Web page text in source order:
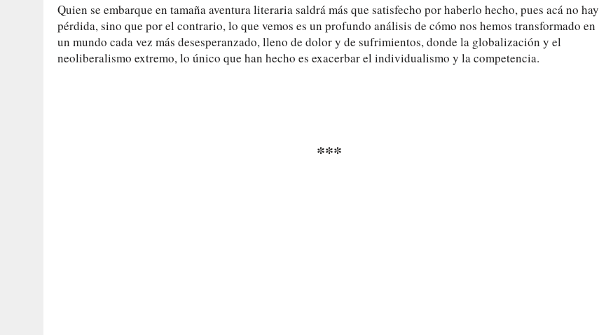
Quien se embarque en tamaña aventura literaria saldrá más que satisfecho por haberlo hecho, pues acá no hay
pérdida, sino que por el contrario, lo que vemos es un profundo análisis de cómo nos hemos transformado en
un mundo cada vez más desesperanzado, lleno de dolor y de sufrimientos, donde la globalización y el
neoliberalismo extremo, lo único que han hecho es exacerbar el individualismo y la competencia.
***